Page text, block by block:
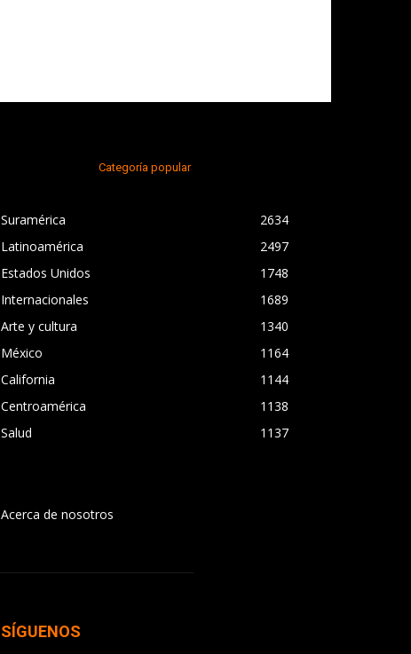
Categoría popular
Suramérica
2634
Latinoamérica
2497
Estados Unidos
1748
Internacionales
1689
Arte y cultura
1340
México
1164
California
1144
Centroamérica
1138
Salud
1137
Acerca de nosotros
SÍGUENOS